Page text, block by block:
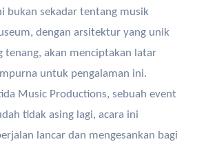
bukan sekadar tentang musik
dengan arsitektur yang unik
tenang, akan menciptakan latar
untuk pengalaman ini.
Music Productions, sebuah event
tidak asing lagi, acara ini
lancar dan mengesankan bagi